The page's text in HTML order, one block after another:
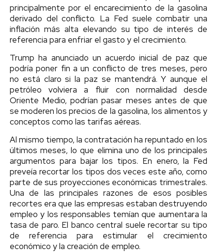
principalmente por el encarecimiento de la gasolina
derivado del conflicto. La Fed suele combatir una
inflación más alta elevando su tipo de interés de
referencia para enfriar el gasto y el crecimiento.
Trump ha anunciado un acuerdo inicial de paz que
podría poner fin a un conflicto de tres meses, pero
no está claro si la paz se mantendrá. Y aunque el
petróleo volviera a fluir con normalidad desde
Oriente Medio, podrían pasar meses antes de que
se moderen los precios de la gasolina, los alimentos y
conceptos como las tarifas aéreas.
Al mismo tiempo, la contratación ha repuntado en los
últimos meses, lo que elimina uno de los principales
argumentos para bajar los tipos. En enero, la Fed
preveía recortar los tipos dos veces este año, como
parte de sus proyecciones económicas trimestrales.
Una de las principales razones de esos posibles
recortes era que las empresas estaban destruyendo
empleo y los responsables temían que aumentara la
tasa de paro. El banco central suele recortar su tipo
de referencia para estimular el crecimiento
económico y la creación de empleo.